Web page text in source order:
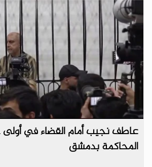
عاطف نجيب أمام القضاء في
المحاكمة بدمشق